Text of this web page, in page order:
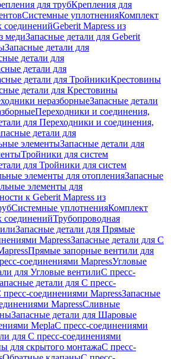
для трубКрепления для
Системные уплотненияКомплект
соединенийGeberit Mapress из
медиЗапасные детали для Geberit
Запасные детали для
детали для
детали для
детали для ТройникиКрестовины
детали для Крестовины
неразборныеЗапасные детали
Переходники и соединения,
для Переходники и соединения,
детали для
элементыЗапасные детали для
Тройники для систем
для Тройники для систем
элементы для отопленияЗапасные
элементы для
к Geberit Mapress из
Системные уплотненияКомплект
соединенийТрубопроводная
Запасные детали для Прямые
MapressЗапасные детали для С
Прямые запорные вентили для
соединениями MapressУгловые
для Угловые вентилиС пресс-
детали для С пресс-
пресс-соединениями MapressЗапасные
MapressСливные
Запасные детали для Шаровые
MeplaС пресс-соединениями
для С пресс-соединениями
для скрытого монтажаС пресс-